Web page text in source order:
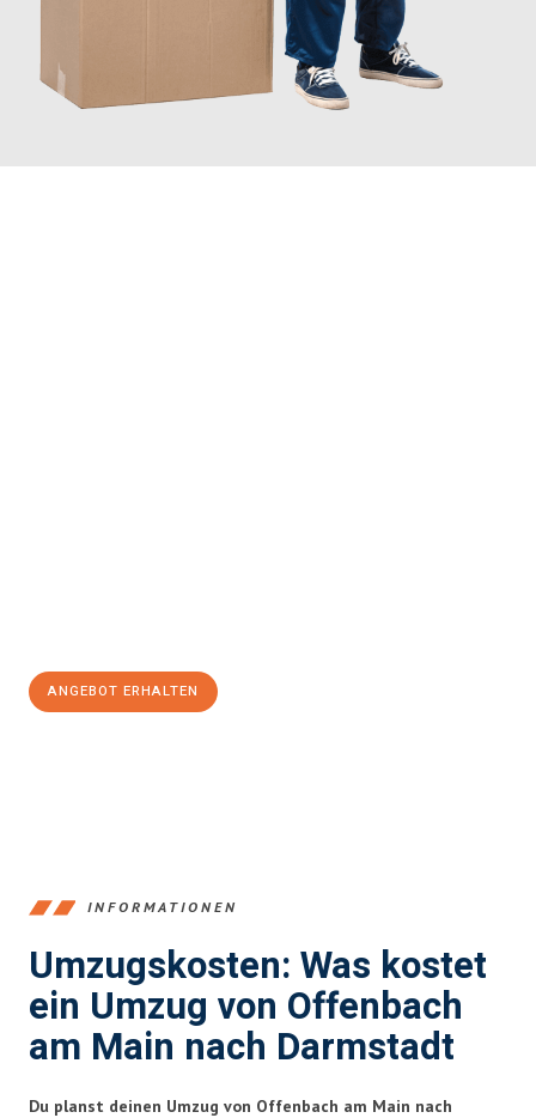
ANGEBOT ERHALTEN
INFORMATIONEN
Umzugskosten: Was kostet
ein Umzug von Offenbach
am Main nach Darmstadt
Du planst deinen Umzug von Offenbach am Main nach